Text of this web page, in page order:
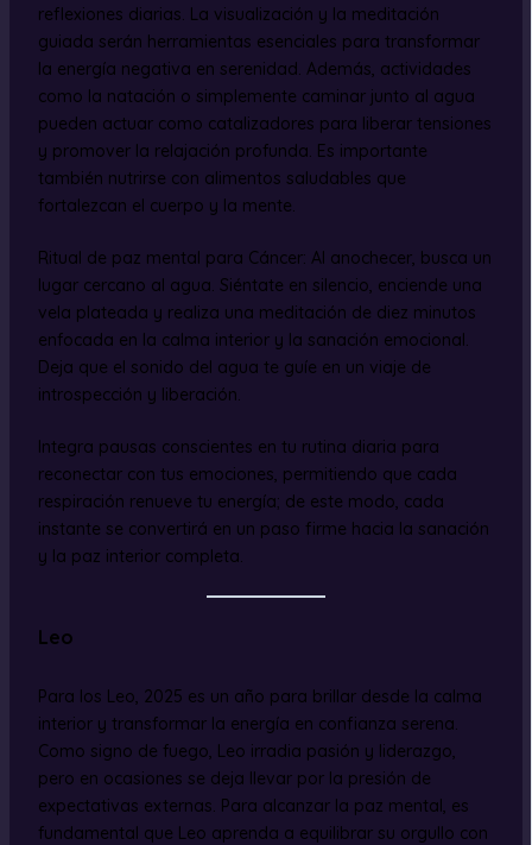
reflexiones diarias. La visualización y la meditación
guiada serán herramientas esenciales para transformar
la energía negativa en serenidad. Además, actividades
como la natación o simplemente caminar junto al agua
pueden actuar como catalizadores para liberar tensiones
y promover la relajación profunda. Es importante
también nutrirse con alimentos saludables que
fortalezcan el cuerpo y la mente.
Ritual de paz mental para Cáncer: Al anochecer, busca un
lugar cercano al agua. Siéntate en silencio, enciende una
vela plateada y realiza una meditación de diez minutos
enfocada en la calma interior y la sanación emocional.
Deja que el sonido del agua te guíe en un viaje de
introspección y liberación.
Integra pausas conscientes en tu rutina diaria para
reconectar con tus emociones, permitiendo que cada
respiración renueve tu energía; de este modo, cada
instante se convertirá en un paso firme hacia la sanación
y la paz interior completa.
Leo
Para los Leo, 2025 es un año para brillar desde la calma
interior y transformar la energía en confianza serena.
Como signo de fuego, Leo irradia pasión y liderazgo,
pero en ocasiones se deja llevar por la presión de
expectativas externas. Para alcanzar la paz mental, es
fundamental que Leo aprenda a equilibrar su orgullo con